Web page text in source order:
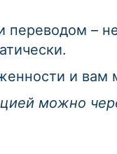
переводом –
и вам
можно